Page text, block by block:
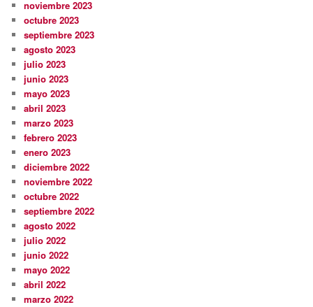
noviembre 2023
octubre 2023
septiembre 2023
agosto 2023
julio 2023
junio 2023
mayo 2023
abril 2023
marzo 2023
febrero 2023
enero 2023
diciembre 2022
noviembre 2022
octubre 2022
septiembre 2022
agosto 2022
julio 2022
junio 2022
mayo 2022
abril 2022
marzo 2022